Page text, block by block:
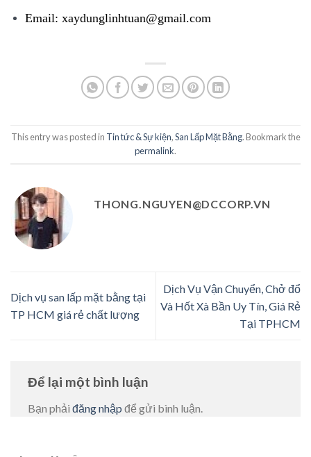
Email: xaydunglinhtuan@gmail.com
This entry was posted in Tin tức & Sự kiện,San Lấp Mặt Bằng. Bookmark the
permalink.
THONG.NGUYEN@DCCORP.VN
Dịch vụ san lấp mặt bằng tại
TP HCM giá rẻ chất lượng
Dịch Vụ Vận Chuyển, Chở đổ
Và Hốt Xà Bần Uy Tín, Giá Rẻ
Tại TPHCM
Để lại một bình luận
Bạn phải đăng nhập để gửi bình luận.